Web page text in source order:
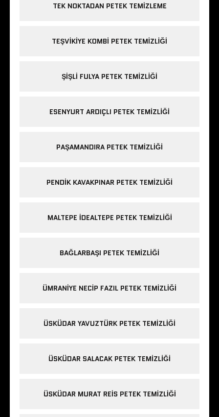
TEK NOKTADAN PETEK TEMIZLEME
TEŞVIKIYE KOMBI PETEK TEMIZLIĞI
ŞIŞLI FULYA PETEK TEMIZLIĞI
ESENYURT ARDIÇLI PETEK TEMIZLIĞI
PAŞAMANDIRA PETEK TEMIZLIĞI
PENDIK KAVAKPINAR PETEK TEMIZLIĞI
MALTEPE IDEALTEPE PETEK TEMIZLIĞI
BAĞLARBAŞI PETEK TEMIZLIĞI
ÜMRANIYE NECIP FAZIL PETEK TEMIZLIĞI
ÜSKÜDAR YAVUZTÜRK PETEK TEMIZLIĞI
ÜSKÜDAR SALACAK PETEK TEMIZLIĞI
ÜSKÜDAR MURAT REIS PETEK TEMIZLIĞI